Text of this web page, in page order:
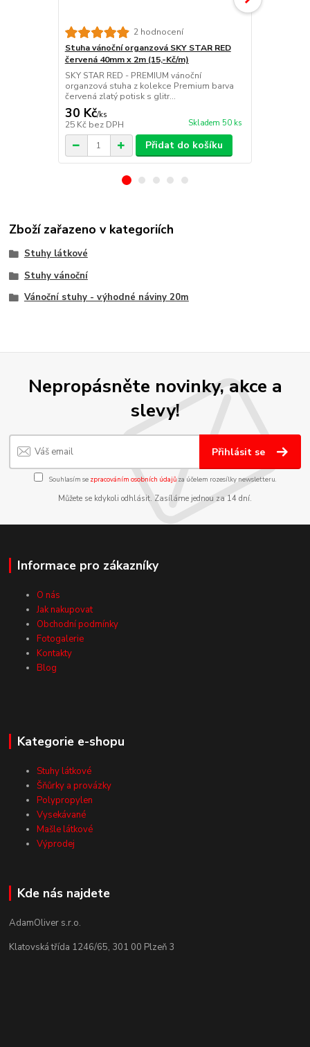
2 hodnocení
Stuha vánoční organzová SKY STAR RED
červená 40mm x 2m (15,-Kč/m)
SKY STAR RED - PREMIUM vánoční
organzová stuha z kolekce Premium barva
červená zlatý potisk s glitr...
30 Kč/ks
25 Kč bez DPH Skladem 50 ks
Přidat do košíku
Zboží zařazeno v kategoriích
Stuhy látkové
Stuhy vánoční
Vánoční stuhy - výhodné náviny 20m
Nepropásněte novinky, akce a
slevy!
Přihlásit se
Souhlasím se zpracováním osobních údajůza účelem rozesílky newsletteru.
Můžete se kdykoli odhlásit. Zasíláme jednou za 14 dní.
Informace pro zákazníky
O nás
Jak nakupovat
Obchodní podmínky
Fotogalerie
Kontakty
Blog
Kategorie e-shopu
Stuhy látkové
Šňůrky a provázky
Polypropylen
Vysekávané
Mašle látkové
Výprodej
Kde nás najdete
AdamOliver s.r.o.
Klatovská třída 1246/65, 301 00 Plzeň 3